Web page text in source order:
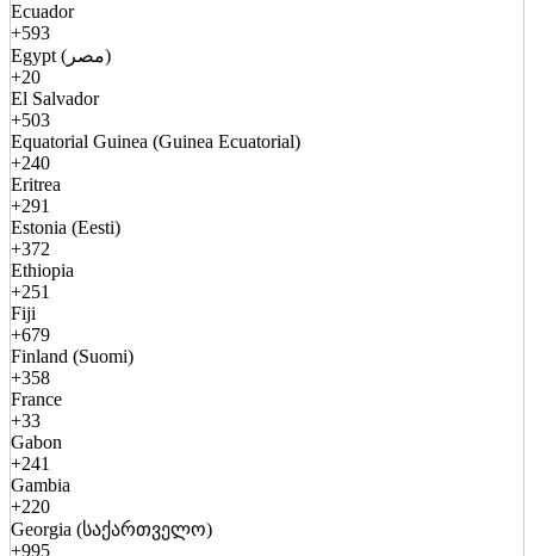
Ecuador
+593
Egypt (مصر)
+20
El Salvador
+503
Equatorial Guinea (Guinea Ecuatorial)
+240
Eritrea
+291
Estonia (Eesti)
+372
Ethiopia
+251
Fiji
+679
Finland (Suomi)
+358
France
+33
Gabon
+241
Gambia
+220
Georgia (საქართველო)
+995